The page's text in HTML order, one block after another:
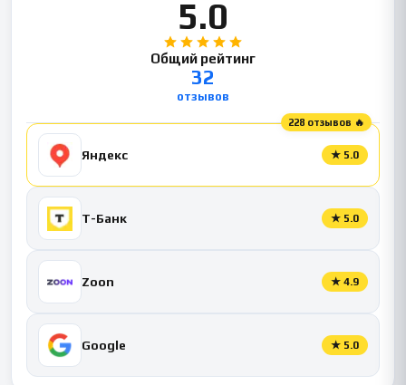
5.0
Общий рейтинг
32
отзывов
228 отзывов 🔥
Яндекс ★ 5.0
Т-Банк ★ 5.0
Zoon ★ 4.9
Google ★ 5.0